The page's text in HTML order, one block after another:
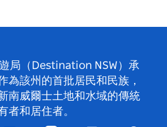
局（Destination NSW）承
為該州的首批居民和民族，
南威爾士土地和水域的傳統
者和居住者。